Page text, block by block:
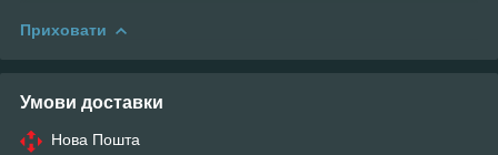
Приховати
Умови доставки
Нова Пошта